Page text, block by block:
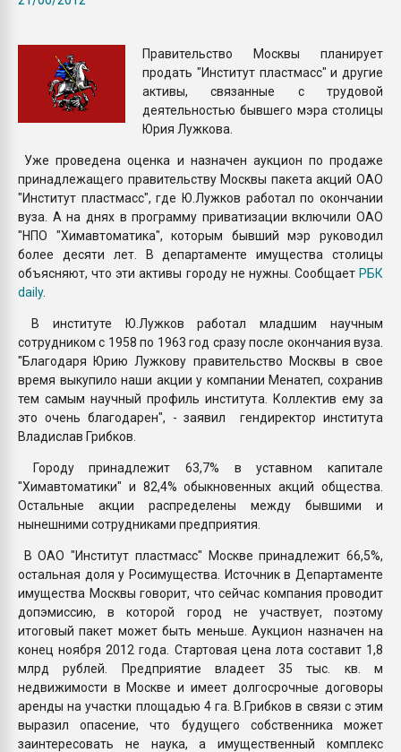
ПЕРЕЙТИ НА
Правительство Москвы планирует
продать "Институт пластмасс" и другие
активы, связанные с трудовой
деятельностью бывшего мэра столицы
Юрия Лужкова.
Уже проведена оценка и назначен аукцион по продаже
принадлежащего правительству Москвы пакета акций ОАО
"Институт пластмасс", где Ю.Лужков работал по окончании
вуза. А на днях в программу приватизации включили ОАО
"НПО "Химавтоматика", которым бывший мэр руководил
более десяти лет. В департаменте имущества столицы
объясняют, что эти активы городу не нужны. Сообщает РБК
daily.
В институте Ю.Лужков работал младшим научным
сотрудником с 1958 по 1963 год сразу после окончания вуза.
"Благодаря Юрию Лужкову правительство Москвы в свое
время выкупило наши акции у компании Менатеп, сохранив
тем самым научный профиль института. Коллектив ему за
это очень благодарен", - заявил гендиректор института
Владислав Грибков.
Городу принадлежит 63,7% в уставном капитале
"Химавтоматики" и 82,4% обыкновенных акций общества.
Остальные акции распределены между бывшими и
нынешними сотрудниками предприятия.
В ОАО "Институт пластмасс" Москве принадлежит 66,5%,
остальная доля у Росимущества. Источник в Департаменте
имущества Москвы говорит, что сейчас компания проводит
допэмиссию, в которой город не участвует, поэтому
итоговый пакет может быть меньше. Аукцион назначен на
конец ноября 2012 года. Стартовая цена лота составит 1,8
млрд рублей. Предприятие владеет 35 тыс. кв. м
недвижимости в Москве и имеет долгосрочные договоры
аренды на участки площадью 4 га. В.Грибков в связи с этим
выразил опасение, что будущего собственника может
заинтересовать не наука, а имущественный комплекс